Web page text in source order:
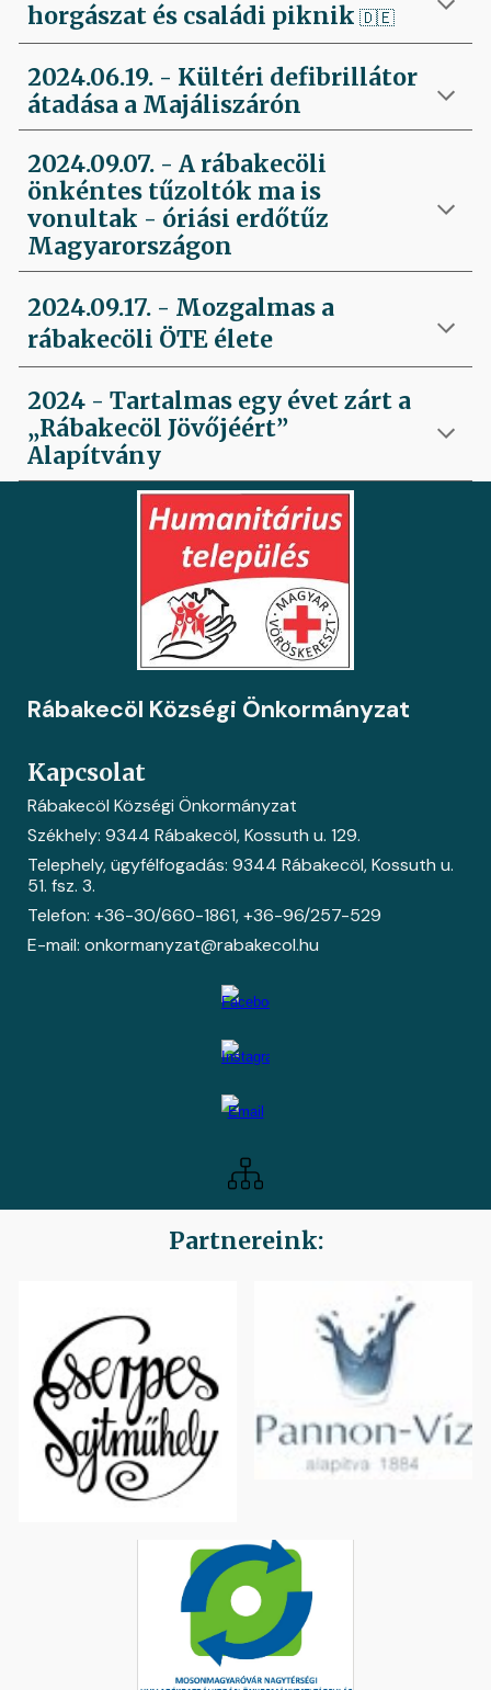
horgászat és családi piknik 🇩🇪
2024.06.19. - Kültéri defibrillátor
átadása a Majáliszárón
2024.09.07. -A rábakecöli
önkéntes tűzoltók ma is
vonultak - óriási erdőtűz
Magyarországon
2024.09.17. - Mozgalmas a
rábakecöli ÖTE élete
2024 -Tartalmas egy évet zárt a
„Rábakecöl Jövőjéért”
Alapítvány
Rábakecöl Községi Önkormányzat
Kapcsolat
Rábakecöl Községi Önkormányzat
Székhely: 9344 Rábakecöl, Kossuth u. 129.
Telephely, ügyfélfogadás: 9344 Rábakecöl, Kossuth u.
51. fsz. 3.
Telefon: +36-30/660-1861, +36-96/257-529
E-mail: onkormanyzat@rabakecol.hu
Partnereink: